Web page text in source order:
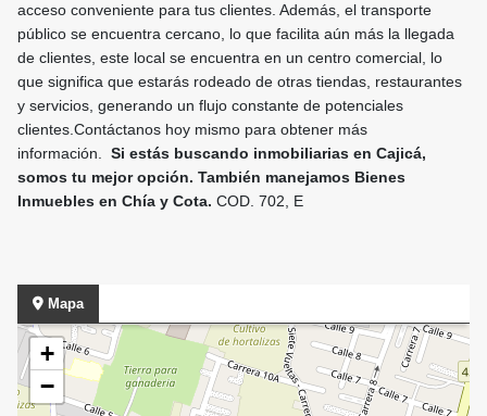
acceso conveniente para tus clientes. Además, el transporte
público se encuentra cercano, lo que facilita aún más la llegada
de clientes, este local se encuentra en un centro comercial, lo
que significa que estarás rodeado de otras tiendas, restaurantes
y servicios, generando un flujo constante de potenciales
clientes.Contáctanos hoy mismo para obtener más
información. Si estás buscando inmobiliarias en Cajicá,
somos tu mejor opción. También manejamos Bienes
Inmuebles en Chía y Cota. COD. 702, E
Mapa
+
−